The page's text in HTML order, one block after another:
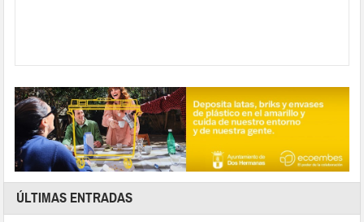
ÚLTIMAS ENTRADAS